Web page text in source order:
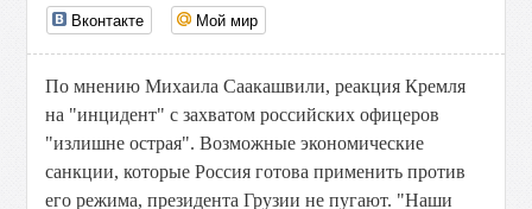
Вконтакте Мой мир
По мнению Михаила Саакашвили, реакция Кремля
на "инцидент" с захватом российских офицеров
"излишне острая". Возможные экономические
санкции, которые Россия готова применить против
его режима, президента Грузии не пугают. "Наши